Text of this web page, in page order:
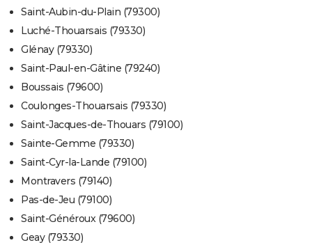
Saint-Aubin-du-Plain (79300)
Luché-Thouarsais (79330)
Glénay (79330)
Saint-Paul-en-Gâtine (79240)
Boussais (79600)
Coulonges-Thouarsais (79330)
Saint-Jacques-de-Thouars (79100)
Sainte-Gemme (79330)
Saint-Cyr-la-Lande (79100)
Montravers (79140)
Pas-de-Jeu (79100)
Saint-Généroux (79600)
Geay (79330)